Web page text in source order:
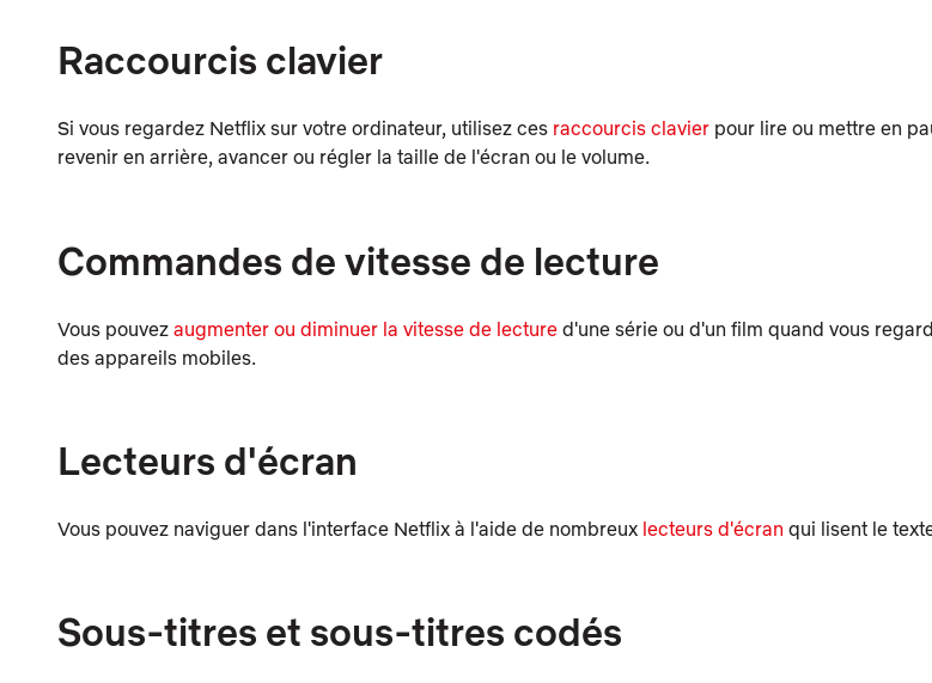
Raccourcis clavier
Si vous regardez Netflix sur votre ordinateur, utilisez ces raccourcis clavier pour lire ou mettre en
revenir en arrière, avancer ou régler la taille de l'écran ou le volume.
Commandes de vitesse de lecture
Vous pouvez augmenter ou diminuer la vitesse de lecture d'une série ou d'un film quand vous
des appareils mobiles.
Lecteurs d'écran
Vous pouvez naviguer dans l'interface Netflix à l'aide de nombreux lecteurs d'écran qui lisent le
Sous-titres et sous-titres codés